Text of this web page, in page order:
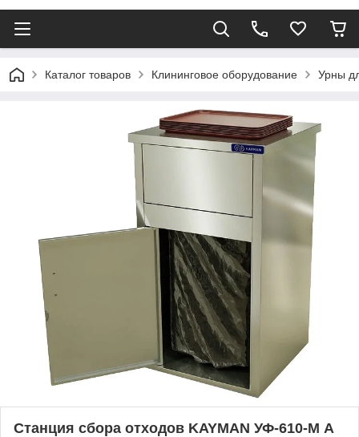
Каталог товаров Клининговое оборудование Урны
Станция сбора отходов KAYMAN УФ-610-М А